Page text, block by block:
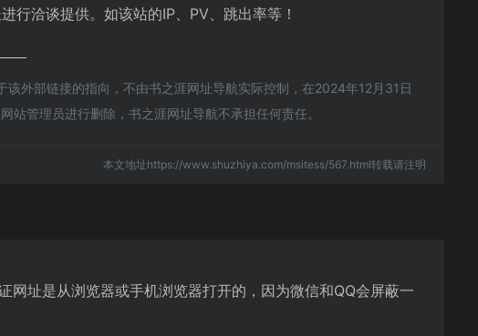
行洽谈提供。如该站的IP、PV、跳出率等！
外部链接的指向，不由书之涯网址导航实际控制，在2024年12月31日
管理员进行删除，书之涯网址导航不承担任何责任。
本文地址https://www.shuzhiya.com/msitess/567.html转载请注明
址是从浏览器或手机浏览器打开的，因为微信和QQ会屏蔽一